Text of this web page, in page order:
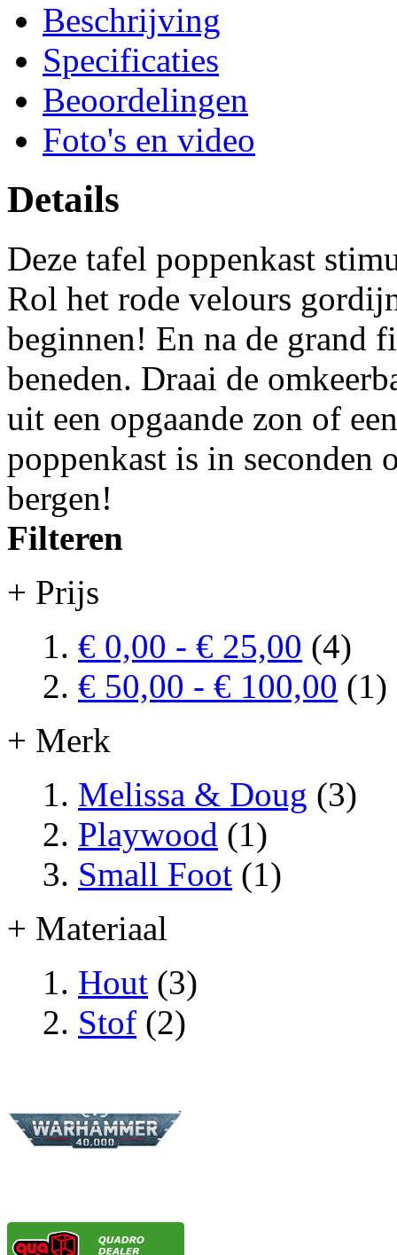
Beschrijving
Specificaties
Beoordelingen
Foto's en video
Details
Deze tafel poppenkast
Rol het rode velours
beginnen! En na de grand
beneden. Draai de
uit een opgaande zon of
poppenkast is in seconden
bergen!
Filteren
+ Prijs
€ 0,00 - € 25,00 (4)
€ 50,00 - € 100,00 (1)
+ Merk
Melissa & Doug (3)
Playwood (1)
Small Foot (1)
+ Materiaal
Hout (3)
Stof (2)